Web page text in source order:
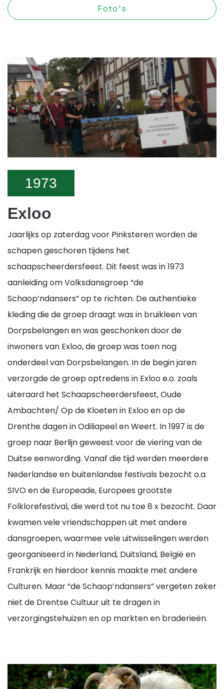
Foto's
1973
Exloo
Jaarlijks op zaterdag voor Pinksteren worden de
schapen geschoren tijdens het
schaapscheerdersfeest. Dit feest was in 1973
aanleiding om Volksdansgroep “de
Schaop’ndansers” op te richten. De authentieke
kleding die de groep draagt was in bruikleen van
Dorpsbelangen en was geschonken door de
inwoners van Exloo, de groep was toen nog
onderdeel van Dorpsbelangen. In de begin jaren
verzorgde de groep optredens in Exloo e.o. zoals
uiteraard het Schaapscheerdersfeest, Oude
Ambachten/ Op de Kloeten in Exloo en op de
Drenthe dagen in Odiliapeel en Weert. In 1997 is de
groep naar Berlijn geweest voor de viering van de
Duitse eenwording. Vanaf die tijd werden meerdere
Nederlandse en buitenlandse festivals bezocht o.a.
SIVO en de Europeade, Europees grootste
Folklorefestival, die werd tot nu toe 8 x bezocht. Daar
kwamen vele vriendschappen uit met andere
dansgroepen, waarmee vele uitwisselingen werden
georganiseerd in Nederland, Duitsland, België en
Frankrijk en hierdoor kennis maakte met andere
Culturen. Maar “de Schaop’ndansers” vergeten zeker
niet de Drentse Cultuur uit te dragen in
verzorgingstehuizen en op markten en braderieën.